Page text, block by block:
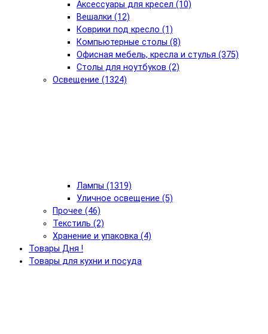
Аксессуары для кресел (10)
Вешалки (12)
Коврики под кресло (1)
Компьютерные столы (8)
Офисная мебель, кресла и стулья (375)
Столы для ноутбуков (2)
Освещение (1324)
Лампы (1319)
Уличное освещение (5)
Прочее (46)
Текстиль (2)
Хранение и упаковка (4)
Товары Дня !
Товары для кухни и посуда